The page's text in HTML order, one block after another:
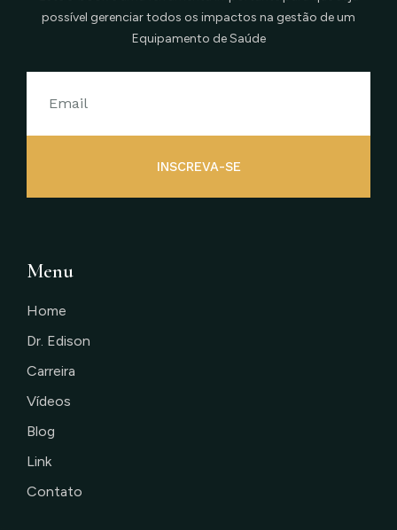
possível gerenciar todos os impactos na gestão de um
Equipamento de Saúde
INSCREVA-SE
Menu
Home
Dr. Edison
Carreira
Vídeos
Blog
Link
Contato